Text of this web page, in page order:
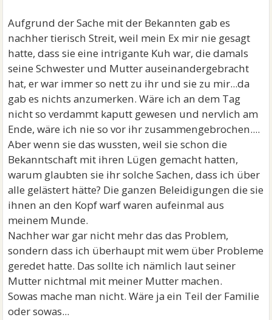
Aufgrund der Sache mit der Bekannten gab es
nachher tierisch Streit, weil mein Ex mir nie gesagt
hatte, dass sie eine intrigante Kuh war, die damals
seine Schwester und Mutter auseinandergebracht
hat, er war immer so nett zu ihr und sie zu mir...da
gab es nichts anzumerken. Wäre ich an dem Tag
nicht so verdammt kaputt gewesen und nervlich am
Ende, wäre ich nie so vor ihr zusammengebrochen....
Aber wenn sie das wussten, weil sie schon die
Bekanntschaft mit ihren Lügen gemacht hatten,
warum glaubten sie ihr solche Sachen, dass ich über
alle gelästert hätte? Die ganzen Beleidigungen die sie
ihnen an den Kopf warf waren aufeinmal aus
meinem Munde.
Nachher war gar nicht mehr das das Problem,
sondern dass ich überhaupt mit wem über Probleme
geredet hatte. Das sollte ich nämlich laut seiner
Mutter nichtmal mit meiner Mutter machen.
Sowas mache man nicht. Wäre ja ein Teil der Familie
oder sowas...